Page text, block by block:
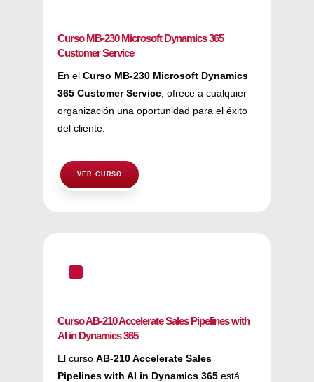
Curso MB-230 Microsoft Dynamics 365
Customer Service
En el Curso MB-230 Microsoft Dynamics
365 Customer Service , ofrece a cualquier
organización una oportunidad para el éxito
del cliente.
VER CURSO
^
Curso AB-210 Accelerate Sales Pipelines with
AI in Dynamics 365
El cursoAB-210 Accelerate Sales
Pipelines with AI in Dynamics 365 está